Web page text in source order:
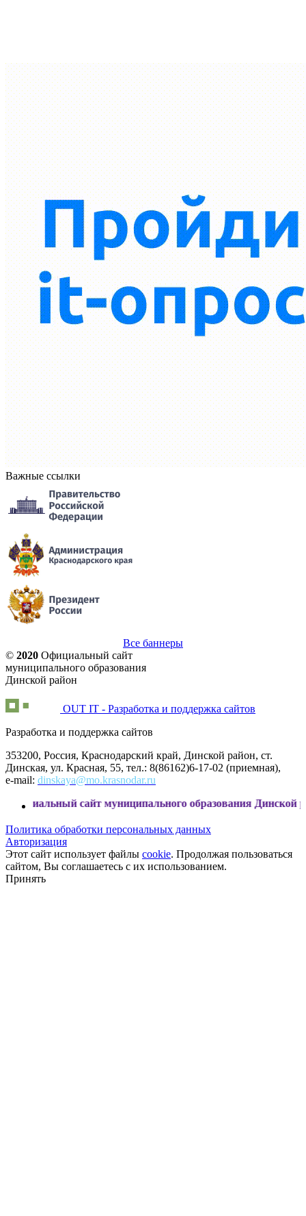
Важные ссылки
Все баннеры
© 2020 Официальный сайт
муниципального образования
Динской район
OUT IT - Разработка и поддержка сайтов
Разработка и поддержка сайтов
353200, Россия, Краснодарский край, Динской район, ст.
Динская, ул. Красная, 55, тел.: 8(86162)6-17-02 (приемная),
e-mail: dinskaya@mo.krasnodar.ru
сайт муниципального образования Динской район
Политика обработки персональных данных
Авторизация
Этот сайт использует файлы cookie. Продолжая пользоваться
сайтом, Вы соглашаетесь с их использованием.
Принять